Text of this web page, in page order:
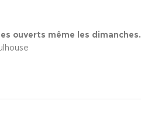
ouverts même les dimanches.